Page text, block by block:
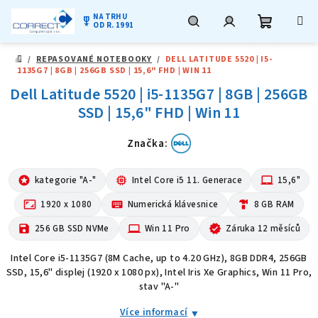
obsah
military_tech NA TRHU
OD R. 1991
DOMŮ
/ REPASOVANÉ NOTEBOOKY / DELL LATITUDE 5520 | I5-
1135G7 | 8GB | 256GB SSD | 15,6" FHD | WIN 11
Dell Latitude 5520 | i5-1135G7 | 8GB | 256GB
SSD | 15,6" FHD | Win 11
Značka:
stars kategorie "A-" memory Intel Core i5 11. Generace laptop_mac 15,6"
aspect_ratio 1920 x 1080 keyboard Numerická klávesnice hardware 8 GB RAM
save 256 GB SSD NVMe computer Win 11 Pro verified Záruka 12 měsíců
Intel Core i5-1135G7 (8M Cache, up to 4.20 GHz), 8GB DDR4, 256GB
SSD, 15,6" displej (1920 x 1080 px), Intel Iris Xe Graphics, Win 11 Pro,
stav "A-"
Více informací